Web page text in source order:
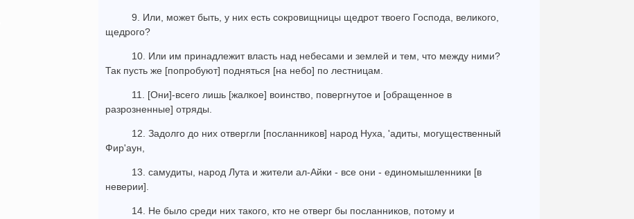
9. Или, может быть, у них есть сокровищницы щедрот твоего Господа, великого,
щедрого?
10. Или им принадлежит власть над небесами и землей и тем, что между ними?
Так пусть же [попробуют] подняться [на небо] по лестницам.
11. [Они]-всего лишь [жалкое] воинство, повергнутое и [обращенное в
разрозненные] отряды.
12. Задолго до них отвергли [посланников] народ Нуха, 'адиты, могущественный
Фир'аун,
13. самудиты, народ Лута и жители ал-Айки - все они - единомышленники [в
неверии].
14. Не было среди них такого, кто не отверг бы посланников, потому и